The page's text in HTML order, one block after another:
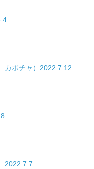
カボチャ）2022.7.12
2022.7.7